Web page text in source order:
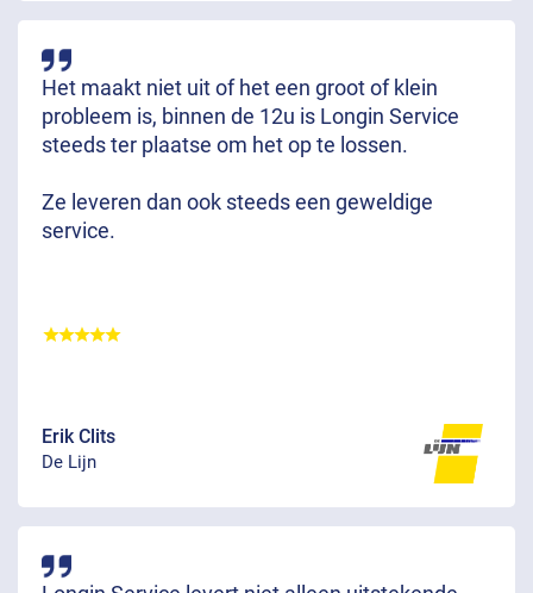
Het maakt niet uit of het een groot of klein
probleem is, binnen de 12u is Longin Service
steeds ter plaatse om het op te lossen.
Ze leveren dan ook steeds een geweldige
service.
Erik Clits
De Lijn